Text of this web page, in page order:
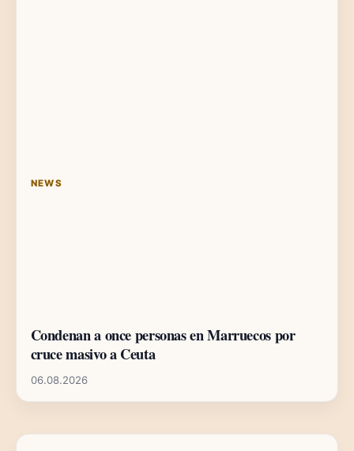
NEWS
Condenan a once personas en Marruecos por
cruce masivo a Ceuta
06.08.2026